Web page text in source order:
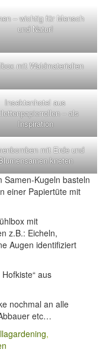
– wichtig für Mensch
und Natur!
mit Waldmaterialien
Insektenhotel aus
– als
Inspiration
mit Erde und
kneten
Samen-Kugeln basteln
einer Papiertüte mit
mit
z.B.: Eicheln,
Augen identifiziert
aus
nochmal an alle
etc…
,